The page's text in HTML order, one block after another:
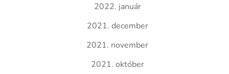
2022. január
2021. december
2021. november
2021. október